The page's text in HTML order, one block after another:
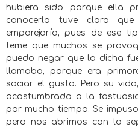
hubiera sido porque ella
conocerla tuve claro
emparejaría, pues de ese
teme que muchos se
puedo negar que la dicha
llamaba, porque era
saciar el gusto. Pero su
acostumbrada a la
por mucho tiempo. Se
pero nos abrimos con la